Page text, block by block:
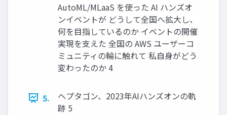
AutoML/MLaaS を使った AI ハンズオ
ンイベントが どうして全国へ拡大し、
何を目指しているのか イベントの開催
実現を支えた 全国の AWS ユーザーコ
ミュニティの輪に触れて 私自身がどう
変わったのか 4
5.
ヘプタゴン、2023年AIハンズオンの軌
跡 5